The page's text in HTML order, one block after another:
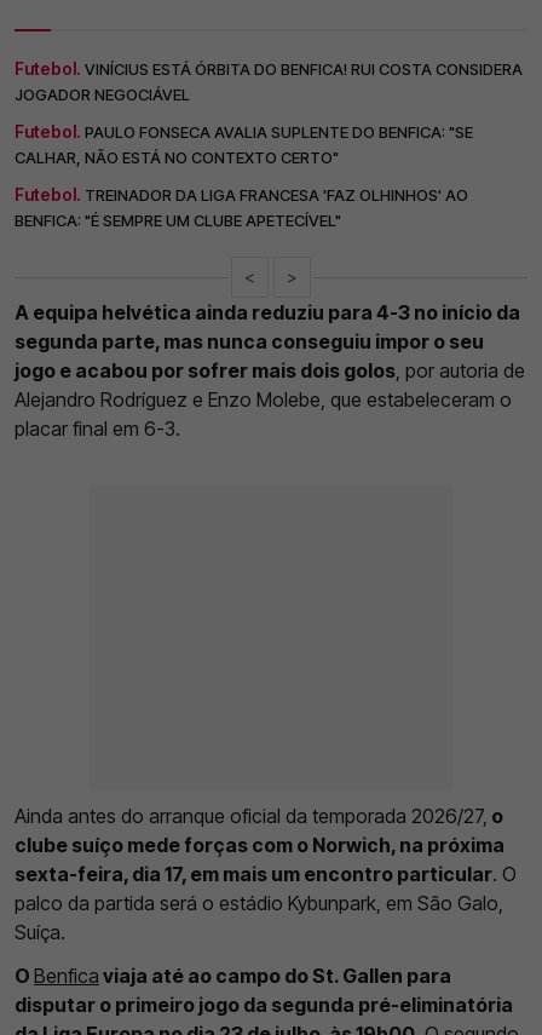
Futebol. VINÍCIUS ESTÁ ÓRBITA DO BENFICA! RUI COSTA CONSIDERA
JOGADOR NEGOCIÁVEL
Futebol. PAULO FONSECA AVALIA SUPLENTE DO BENFICA: "SE
CALHAR, NÃO ESTÁ NO CONTEXTO CERTO"
Futebol. TREINADOR DA LIGA FRANCESA 'FAZ OLHINHOS' AO
BENFICA: "É SEMPRE UM CLUBE APETECÍVEL"
< >
A equipa helvética ainda reduziu para 4-3 no início da
segunda parte, mas nunca conseguiu impor o seu
jogo e acabou por sofrer mais dois golos, por autoria de
Alejandro Rodríguez e Enzo Molebe, que estabeleceram o
placar final em 6-3.
Ainda antes do arranque oficial da temporada 2026/27, o
clube suíço mede forças com o Norwich, na próxima
sexta-feira, dia 17, em mais um encontro particular. O
palco da partida será o estádio Kybunpark, em São Galo,
Suíça.
O Benfica viaja até ao campo do St. Gallen para
disputar o primeiro jogo da segunda pré-eliminatória